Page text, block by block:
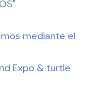
mediante el
Expo & turtle